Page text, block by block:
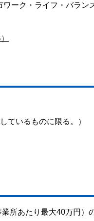
ーク・ライフ・バラン
ているものに限る。）
所あたり最大40万円）